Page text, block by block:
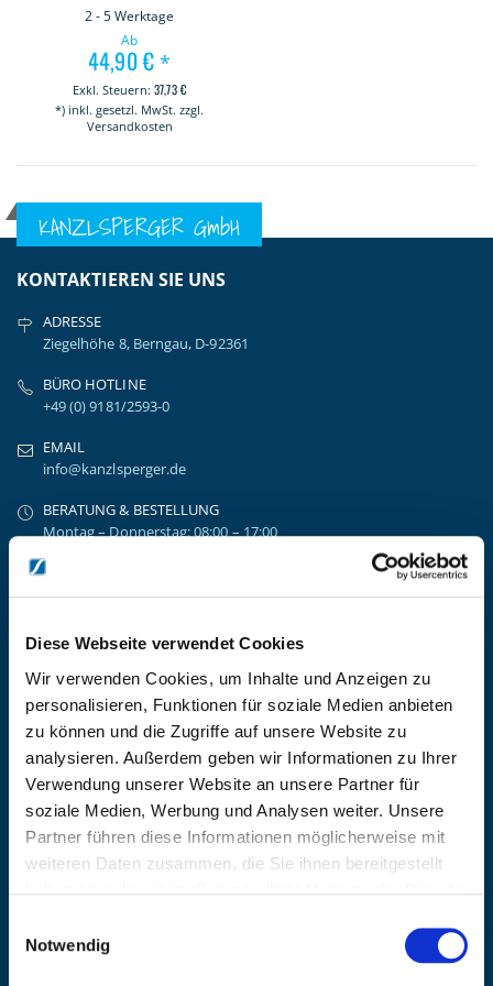
Diese Webseite verwendet Cookies
Wir verwenden Cookies, um Inhalte und Anzeigen zu
personalisieren, Funktionen für soziale Medien anbieten
zu können und die Zugriffe auf unsere Website zu
analysieren. Außerdem geben wir Informationen zu Ihrer
Verwendung unserer Website an unsere Partner für
soziale Medien, Werbung und Analysen weiter. Unsere
Partner führen diese Informationen möglicherweise mit
weiteren Daten zusammen, die Sie ihnen bereitgestellt
Notwendig
2 - 5 Werktage
Ab
44,90 €*
37,73 €
*) inkl. gesetzl. MwSt. zzgl.
Versandkosten
KANZLSPERGER GmbH
KONTAKTIEREN SIE UNS
ADRESSE
Ziegelhöhe 8, Berngau, D-92361
BÜRO HOTLINE
+49 (0) 9181/2593-0
EMAIL
info@kanzlsperger.de
BERATUNG & BESTELLUNG
Montag – Donnerstag: 08:00 – 17:00
UNTERNEHMEN
Kontaktieren Sie uns
AGB nebst Kundeninformationen
Impressum
INFORMATIONEN
Preisvorschlag erstellen
Versandkosten & Lieferinformationen
Zahlungsbedingungen
Datenschutzerklärung
Widerrufsbelehrung
Erhalten Sie die neuesten Informationen zu Veranstaltungen,